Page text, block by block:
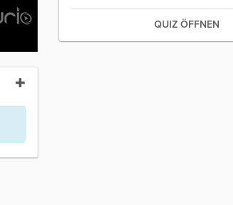
QUIZ ÖFFNEN